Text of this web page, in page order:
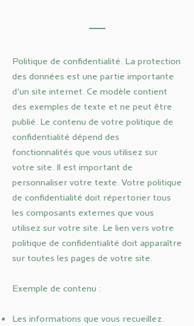
Politique de confidentialité. La protection
des données est une partie importante
d’un site internet. Ce modèle contient
des exemples de texte et ne peut être
publié. Le contenu de votre politique de
confidentialité dépend des
fonctionnalités que vous utilisez sur
votre site. Il est important de
personnaliser votre texte. Votre politique
de confidentialité doit répertorier tous
les composants externes que vous
utilisez sur votre site. Le lien vers votre
politique de confidentialité doit apparaître
sur toutes les pages de votre site.
Exemple de contenu :
Les informations que vous recueillez.